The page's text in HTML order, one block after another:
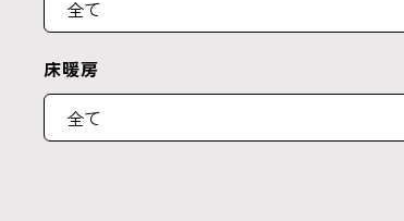
床暖房